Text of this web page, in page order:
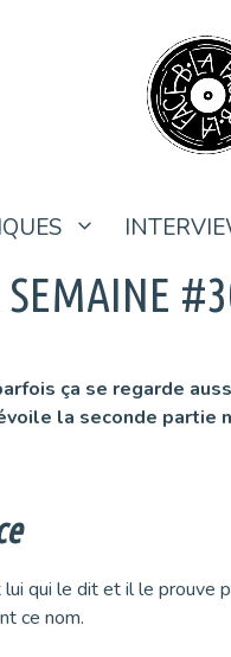
SEMAINE
ça se regarde
la seconde
lui qui le dit et il le prouve
ce nom.